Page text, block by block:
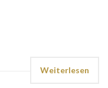
Weiterlesen